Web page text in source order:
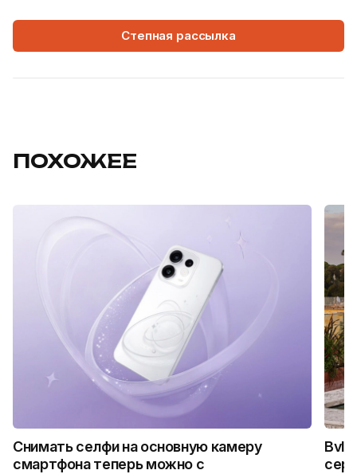
Степная рассылка
ПОХОЖЕЕ
Снимать селфи на основную камеру
смартфона теперь можно с